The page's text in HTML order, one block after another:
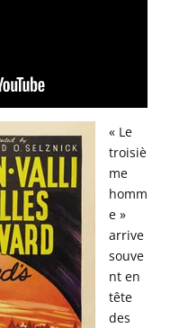
« Le
troisiè
me
homm
e »
arrive
souve
nt en
tête
des